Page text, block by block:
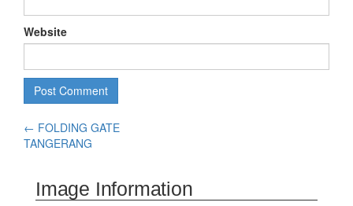
Website
← FOLDING GATE
TANGERANG
Image Information